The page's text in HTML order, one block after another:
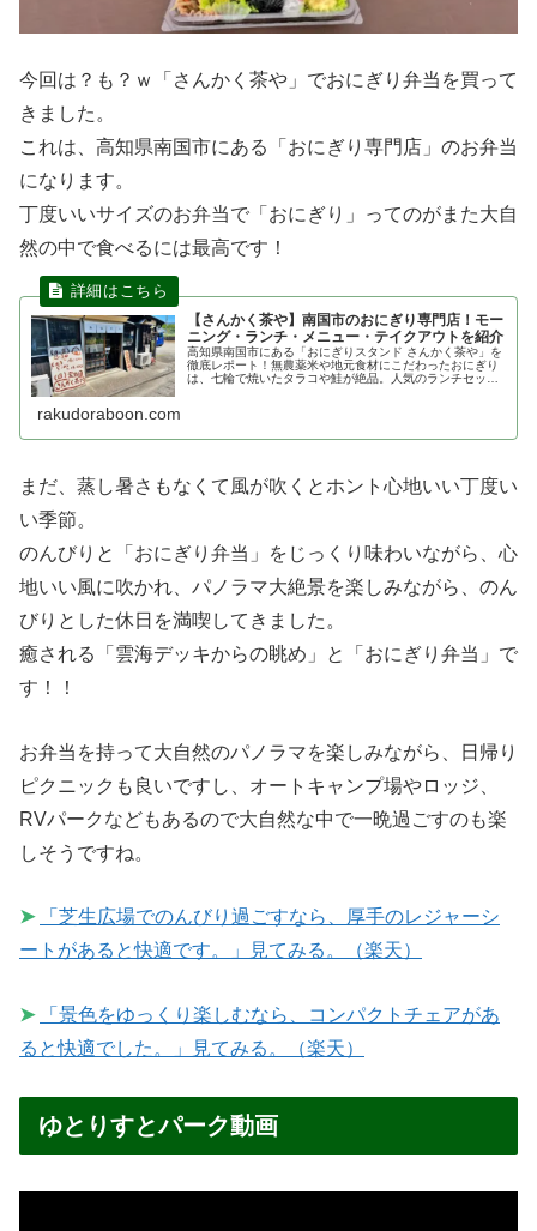
今回は？も？ｗ「さんかく茶や」でおにぎり弁当を買って
きました。
これは、高知県南国市にある「おにぎり専門店」のお弁当
になります。
丁度いいサイズのお弁当で「おにぎり」ってのがまた大自
然の中で食べるには最高です！
【さんかく茶や】南国市のおにぎり専門店！モー
ニング・ランチ・メニュー・テイクアウトを紹介
高知県南国市にある「おにぎりスタンド さんかく茶や」を
徹底レポート！無農薬米や地元食材にこだわったおにぎり
は、七輪で焼いたタラコや鮭が絶品。人気のランチセット
rakudoraboon.com
まだ、蒸し暑さもなくて風が吹くとホント心地いい丁度い
い季節。
のんびりと「おにぎり弁当」をじっくり味わいながら、心
地いい風に吹かれ、パノラマ大絶景を楽しみながら、のん
びりとした休日を満喫してきました。
癒される「雲海デッキからの眺め」と「おにぎり弁当」で
す！！
お弁当を持って大自然のパノラマを楽しみながら、日帰り
ピクニックも良いですし、オートキャンプ場やロッジ、
RVパークなどもあるので大自然な中で一晩過ごすのも楽
しそうですね。
➤
「芝生広場でのんびり過ごすなら、厚手のレジャーシ
ートがあると快適です。」見てみる。（楽天）
➤
「景色をゆっくり楽しむなら、コンパクトチェアがあ
ると快適でした。」見てみる。（楽天）
ゆとりすとパーク動画